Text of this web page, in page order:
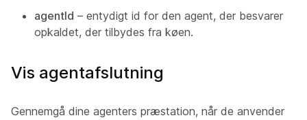
agentId – entydigt id for den agent, der besvarer
opkaldet, der tilbydes fra køen.
Vis agentafslutning
Gennemgå dine agenters præstation, når de anvender